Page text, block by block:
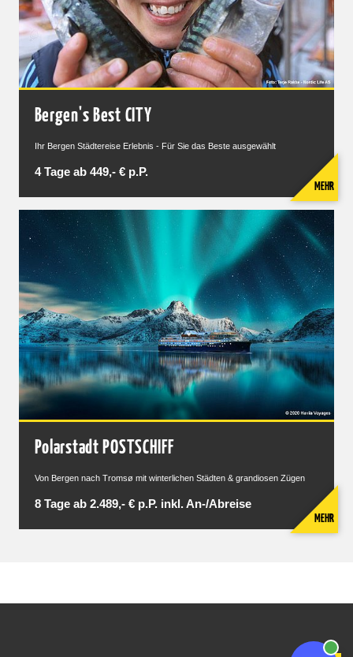
Bergen's Best CITY
Ihr Bergen Städtereise Erlebnis - Für Sie das Beste ausgewählt
4 Tage ab 449,- € p.P.
MEHR
Polarstadt POSTSCHIFF
Von Bergen nach Tromsø mit winterlichen Städten & grandiosen Zügen
8 Tage ab 2.489,- € p.P. inkl. An-/Abreise
MEHR